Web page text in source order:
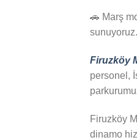
🚗 Marş
sunuyoruz.
Firuzköy
personel,
Firuzköy
dinamo